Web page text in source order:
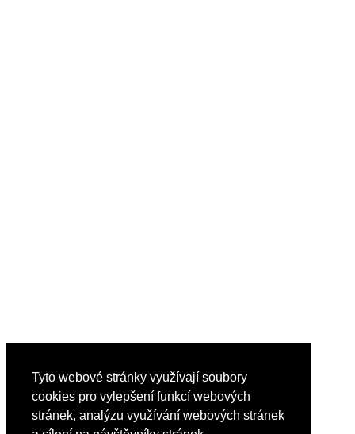
Tyto webové stránky využívají soubory
cookies pro vylepšení funkcí webových
stránek, analýzu využívání webových stránek